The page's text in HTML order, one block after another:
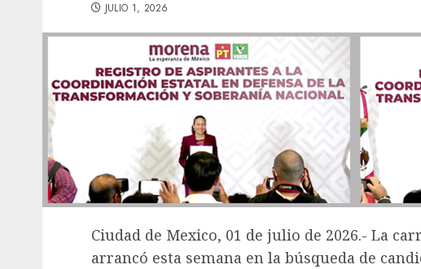
JULIO 1, 2026
Ciudad de Mexico, 01 de julio de 2026.- La
arrancó esta semana en la búsqueda de